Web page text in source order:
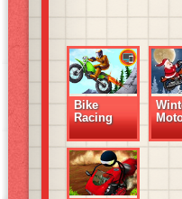
Bike
Racing